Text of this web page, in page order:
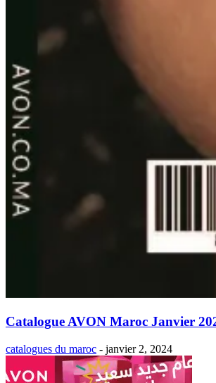
Catalogue AVON Maroc Janvier
catalogues du maroc - janvier 2, 2024